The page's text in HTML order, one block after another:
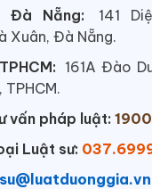
Đà Nẵng:
141
Xuân, Đà Nẵng.
161A Đào
vấn pháp luật:
Luật sư: